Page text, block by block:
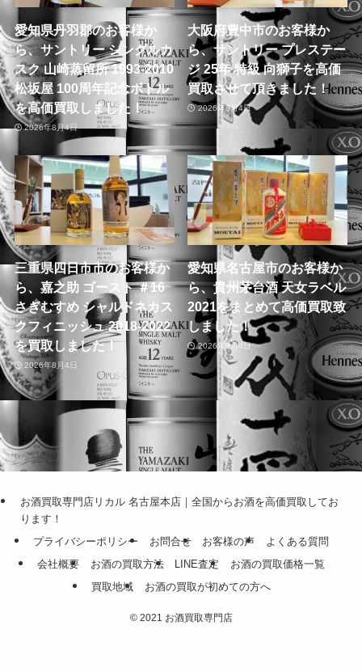
愛知県丹羽郡のお客様か
ら、サントリー シングルカ
スク 山崎蒸留所 1993-2010
松坂屋 100周年記念ボトル
を高価買取しました！
2026年8月4日
大阪府豊中市のお客様か
ら、サントリー プレステー
ジ 25年 特級 向獅子を高価
買取させて頂きました！
2026年8月4日
三重県四日市市のお客様か
ら、嘉之助 ゴースト ＃16
さぎむすめ シャルドネカス
クフィニッシュ 2018-2022
を買取しました！
2026年8月4日
愛知県名古屋市のお客様か
ら、貴州茅台酒 天女ラベル
2021をまとめて高価買取致
しました！
2026年8月4日
お酒買取専門店リカル 名古屋本店｜全国からお酒を高価買取してお
ります！
プライバシーポリシー
お問合せ お客様の声
よくある質問
会社概要
お酒の買取方法 LINE査定
お酒の買取価格一覧
買取地域
お酒の買取が初めての方へ
©2021 お酒買取専門店